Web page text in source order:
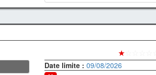
★
Date limite :09/08/2026